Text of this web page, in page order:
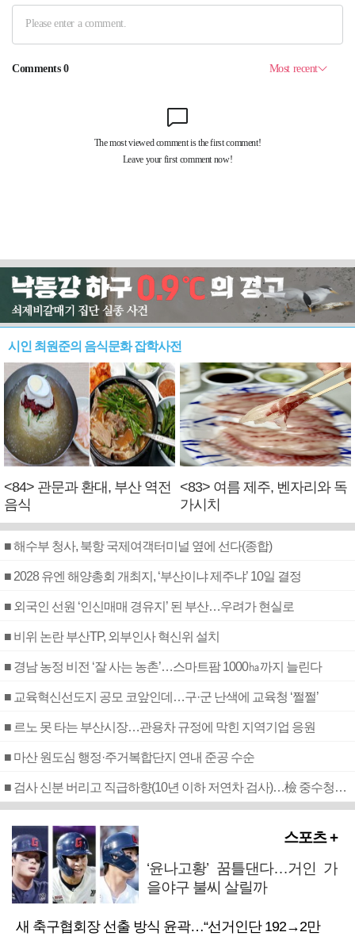
시인 최원준의 음식문화 잡학사전
<84> 관문과 환대, 부산 역전
음식
<83> 여름 제주, 벤자리와 독
가시치
■ 해수부 청사, 북항 국제여객터미널 옆에 선다(종합)
■ 2028 유엔 해양총회 개최지, ‘부산이냐 제주냐’ 10일 결정
■ 외국인 선원 ‘인신매매 경유지’ 된 부산…우려가 현실로
■ 비위 논란 부산TP, 외부인사 혁신위 설치
■ 경남 농정 비전 ‘잘 사는 농촌’…스마트팜 1000㏊까지 늘린다
■ 교육혁신선도지 공모 코앞인데…구·군 난색에 교육청 ‘쩔쩔’
■ 르노 못 타는 부산시장…관용차 규정에 막힌 지역기업 응원
■ 마산 원도심 행정·주거복합단지 연내 준공 수순
■ 검사 신분 버리고 직급하향(10년 이하 저연차 검사)…檢 중수청행 기피
스포츠 +
‘윤나고황’ 꿈틀댄다…거인 가
을야구 불씨 살릴까
새 축구협회장 선출 방식 윤곽…“선거인단 192→2만